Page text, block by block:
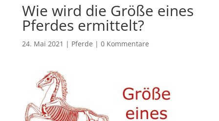
Wie wird die Größe eines
Pferdes ermittelt?
24. Mai 2021 | Pferde | 0 Kommentare